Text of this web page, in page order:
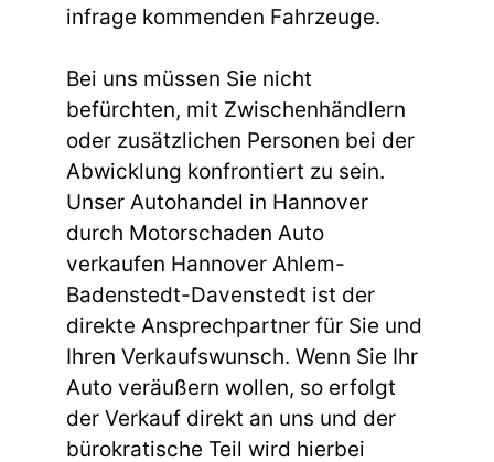
infrage kommenden Fahrzeuge.
Bei uns müssen Sie nicht
befürchten, mit Zwischenhändlern
oder zusätzlichen Personen bei der
Abwicklung konfrontiert zu sein.
Unser Autohandel in Hannover
durch Motorschaden Auto
verkaufen Hannover Ahlem-
Badenstedt-Davenstedt ist der
direkte Ansprechpartner für Sie und
Ihren Verkaufswunsch. Wenn Sie Ihr
Auto veräußern wollen, so erfolgt
der Verkauf direkt an uns und der
bürokratische Teil wird hierbei